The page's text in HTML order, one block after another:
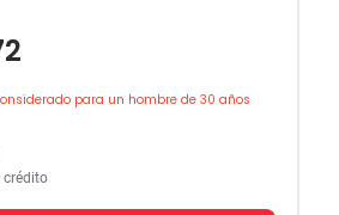
para un hombre de 30 años
crédito